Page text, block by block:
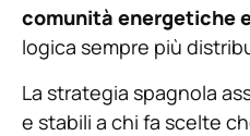
comunità energetiche
logica sempre più
La strategia spagnola
e stabili a chi fa scelte